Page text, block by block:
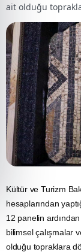
ait olduğu
Kültür ve Turizm
hesaplarından
12 panelin
bilimsel çalışmalar
olduğu topraklara